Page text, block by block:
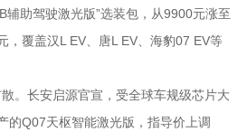
辅助驾驶激光版”选装包，从9900元涨至
，覆盖汉L EV、唐L EV、海豹07 EV等
。长安启源官宣，受全球车规级芯片大
的Q07天枢智能激光版，指导价上调